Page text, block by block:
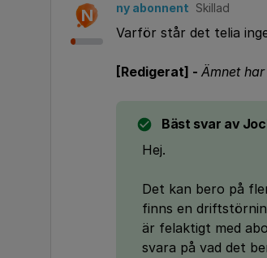
N ny abonnent Skillad
Varför står det telia
[Redigerat] - Ämnet
Bäst svar av
Hej.
Det kan bero på
finns en
är felaktigt med
svara på vad det